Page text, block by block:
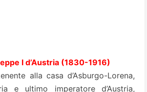
I d’Austria (1830-1916)
alla casa d’Asburgo-Lorena,
e ultimo imperatore d’Austria,